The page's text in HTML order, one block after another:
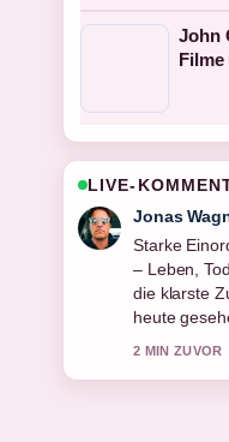
John
Filme
LIVE-
Lena
Verfolge
Privatleben
genau –
Ton hier.
4 MIN ZUVOR